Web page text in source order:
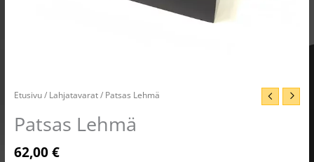
Etusivu/ Lahjatavarat/ Patsas Lehmä
Patsas Lehmä
62,00€